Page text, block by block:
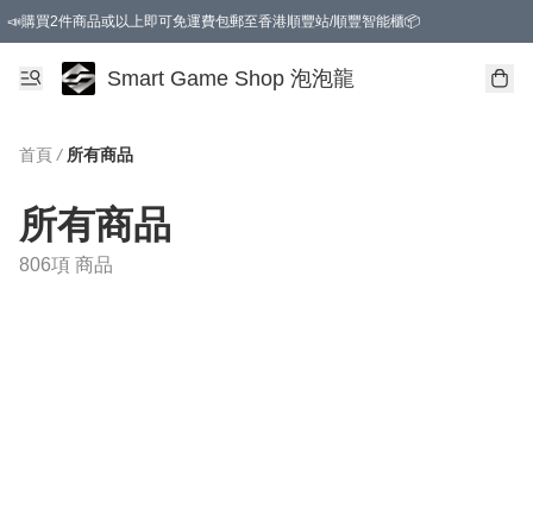
📣購買2件商品或以上即可免運費包郵至香港順豐站/順豐智能櫃📦
Smart Game Shop 泡泡龍
首頁 / 所有商品
所有商品
806項 商品